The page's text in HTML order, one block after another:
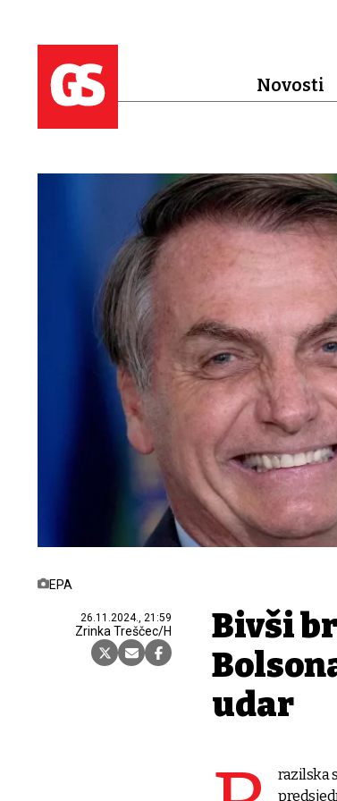
Novosti
EPA
26.11.2024., 21:59
Zrinka Treščec/H
Bivši
udar
razilska